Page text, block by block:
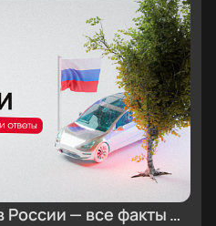
России — все факты и